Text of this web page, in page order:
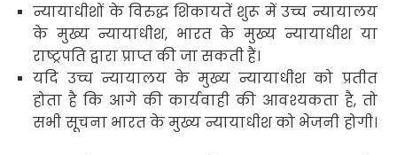
न्यायाधीशों के विरुद्ध शिकायतें शुरू में उच्च न्यायालय
के मुख्य न्यायाधीश, भारत के मुख्य न्यायाधीश या
राष्ट्रपति द्वारा प्राप्त की जा सकती हैं।
यदि उच्च न्यायालय के मुख्य न्यायाधीश को प्रतीत
होता है कि आगे की कार्यवाही की आवश्यकता है, तो
सभी सूचना भारत के मुख्य न्यायाधीश को भेजनी होगी।